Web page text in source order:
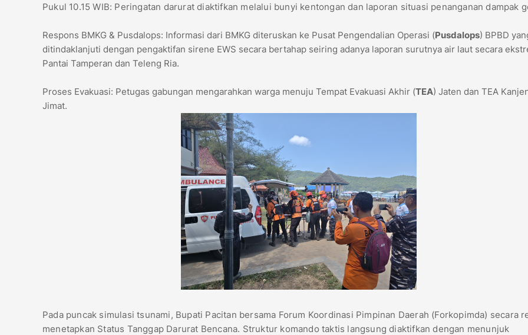
​Pukul 10.15 WIB: Peringatan darurat diaktifkan melalui bunyi kentongan dan laporan situasi penanganan dampak
​Respons BMKG & Pusdalops: Informasi dari BMKG diteruskan ke Pusat Pengendalian Operasi (Pusdalops) BPBD
ditindaklanjuti dengan pengaktifan sirene EWS secara bertahap seiring adanya laporan surutnya air laut secara
Pantai Tamperan dan Teleng Ria.
​Proses Evakuasi: Petugas gabungan mengarahkan warga menuju Tempat Evakuasi Akhir (TEA) Jaten dan TEA
Jimat.
​Pada puncak simulasi tsunami, Bupati Pacitan bersama Forum Koordinasi Pimpinan Daerah (Forkopimda) secara
menetapkan Status Tanggap Darurat Bencana. Struktur komando taktis langsung diaktifkan dengan menunjuk